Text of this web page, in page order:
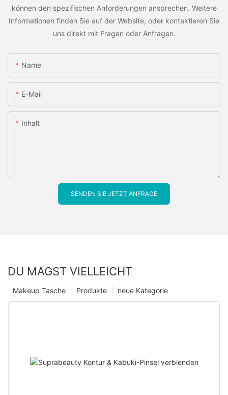
können den spezifischen Anforderungen ansprechen. Weitere
Informationen finden Sie auf der Website, oder kontaktieren Sie
uns direkt mit Fragen oder Anfragen.
Name
E-Mail
Inhalt
SENDEN SIE JETZT ANFRAGE
DU MAGST VIELLEICHT
neue Kategorie
Produkte
Makeup Tasche